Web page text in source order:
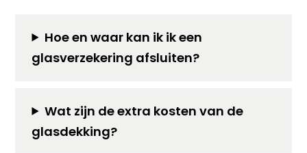
Hoe en waar kan ik ik een
glasverzekering afsluiten?
Wat zijn de extra kosten van de
glasdekking?